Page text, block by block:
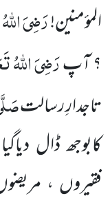
المؤمنین!رَضِیَ
؟ آپرَضِیَ اللہُ
تاجدارِ رسالت
کابوجھ ڈال
فقیروں ،